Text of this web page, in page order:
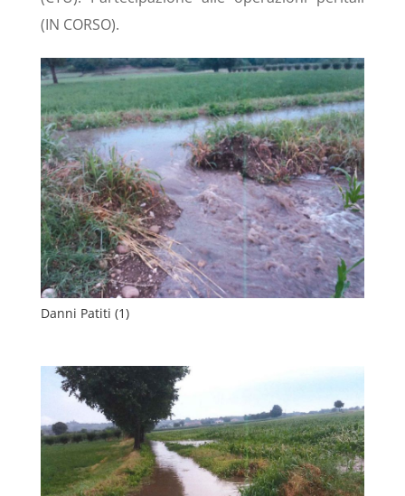
(IN CORSO).
Danni Patiti (1)